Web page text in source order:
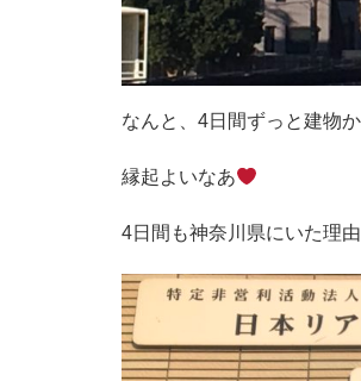
なんと、4日間ずっと建物
縁起よいなあ
4日間も神奈川県にいた理由